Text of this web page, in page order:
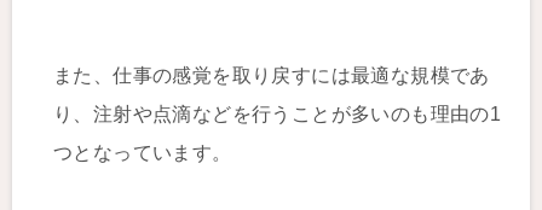
また、仕事の感覚を取り戻すには最適な規模であ
り、注射や点滴などを行うことが多いのも理由の1
つとなっています。